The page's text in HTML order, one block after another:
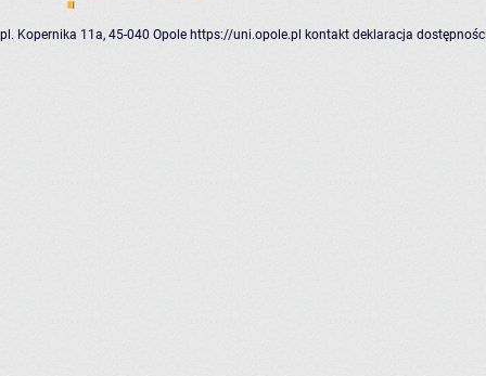
pl. Kopernika 11a, 45-040 Opole https://uni.opole.pl kontakt deklaracja